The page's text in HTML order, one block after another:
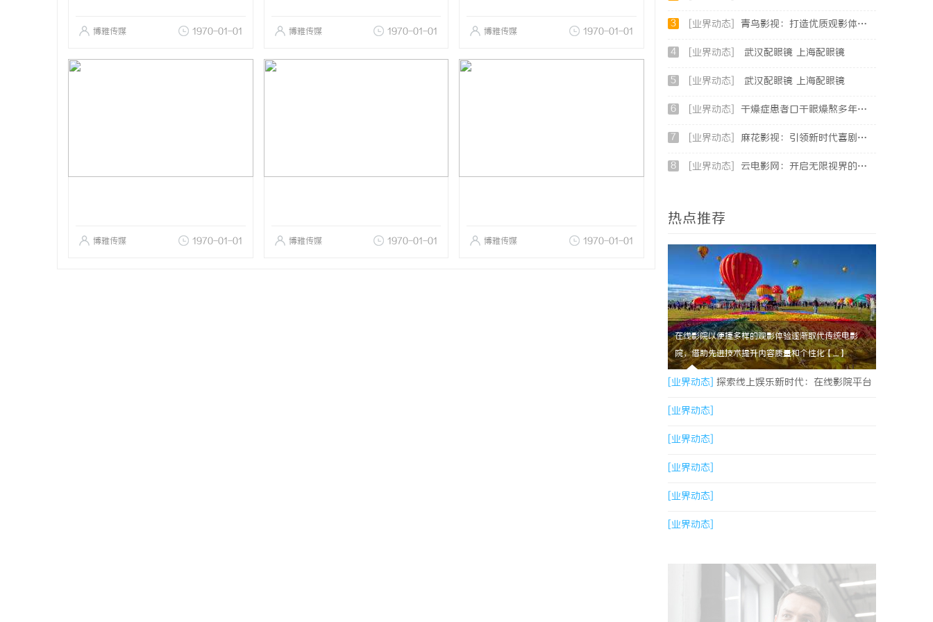
博雅传媒 1970-01-01 博雅传媒 1970-01-01 博雅传媒 1970-01-01
博雅传媒 1970-01-01 博雅传媒 1970-01-01 博雅传媒 1970-01-01
3 [业界动态] 青鸟影视：打造优质观影体验的行业新标杆
4 [业界动态] 武汉配眼镜 上海配眼镜
5 [业界动态] 武汉配眼镜 上海配眼镜
6 [业界动态] 干燥症患者口干眼燥熬多年，一个周期缓过来？老中医：一张辨证方对症，身体找回津液
7 [业界动态] 麻花影视：引领新时代喜剧影视创作的先锋力量
8 [业界动态] 云电影网：开启无限视界的全新影视体验之旅
热点推荐
在线影院以便捷多样的观影体验逐渐取代传统电影
院，借助先进技术提升内容质量和个性化【....】
[业界动态] 探索线上娱乐新时代：在线影院平台
的魅力与未来发展趋势
[业界动态]
[业界动态]
[业界动态]
[业界动态]
[业界动态]